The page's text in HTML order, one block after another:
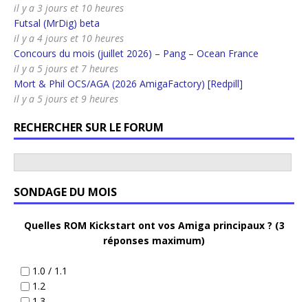
il y a 3 jours et 10 heures
Futsal (MrDig) beta
il y a 4 jours et 10 heures
Concours du mois (juillet 2026) – Pang – Ocean France
il y a 5 jours et 7 heures
Mort & Phil OCS/AGA (2026 AmigaFactory) [Redpill]
il y a 5 jours et 9 heures
RECHERCHER SUR LE FORUM
SONDAGE DU MOIS
Quelles ROM Kickstart ont vos Amiga principaux ? (3
réponses maximum)
1.0 / 1.1
1.2